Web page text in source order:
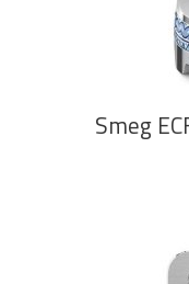
Smeg